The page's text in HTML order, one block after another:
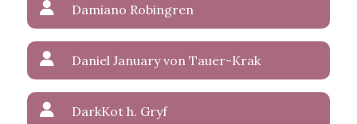
Damiano Robingren
Daniel January von Tauer-Krak
DarkKot h. Gryf